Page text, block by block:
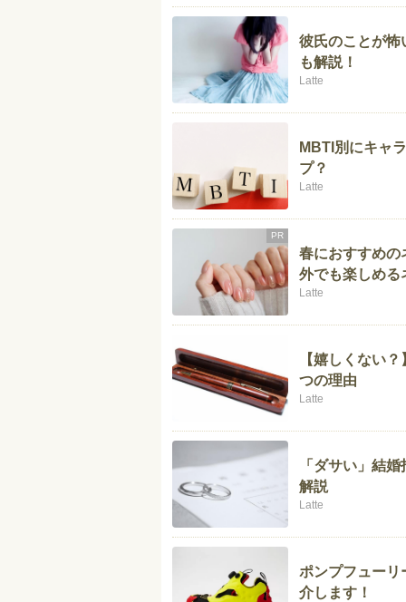
彼氏のことが怖
も解説！
Latte
MBTI別にキャ
プ？
Latte
PR
春におすすめの
外でも楽しめる
Latte
【嬉しくない
つの理由
Latte
「ダサい」結
解説
Latte
ポンプフューリ
介します！